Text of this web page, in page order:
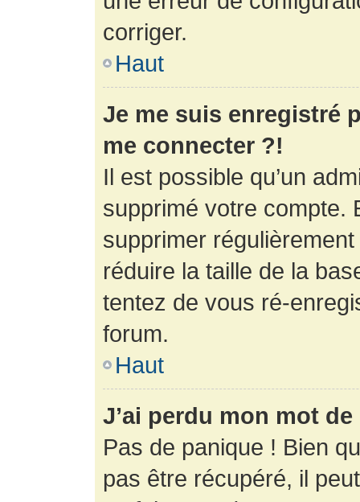
corriger.
Haut
Je me suis enregistré
me connecter ?!
Il est possible qu’un
supprimé votre compte.
supprimer
réduire la taille de la
tentez de vous ré-
forum.
Haut
J’ai perdu mon mot
Pas de panique ! Bien
pas être récupéré, il